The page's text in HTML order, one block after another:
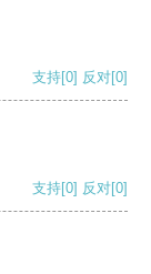
支持[0] 反对[0]
支持[0] 反对[0]